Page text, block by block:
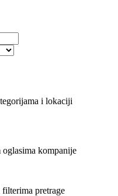
i lokaciji
kompanije
pretrage